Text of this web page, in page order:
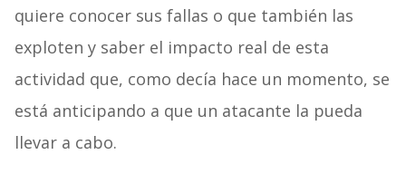
quiere conocer sus fallas o que también las
exploten y saber el impacto real de esta
actividad que, como decía hace un momento, se
está anticipando a que un atacante la pueda
llevar a cabo.